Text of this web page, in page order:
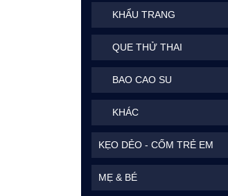
KHẨU TRANG
QUE THỬ THAI
BAO CAO SU
KHÁC
KẸO DẺO - CỐM TRẺ EM
MẸ & BÉ